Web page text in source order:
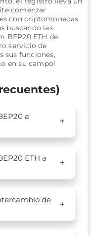
comenzar
con criptomonedas
buscando las
BEP20 ETH de
servicio de
sus funciones,
en su campo!
a
ETH a
de